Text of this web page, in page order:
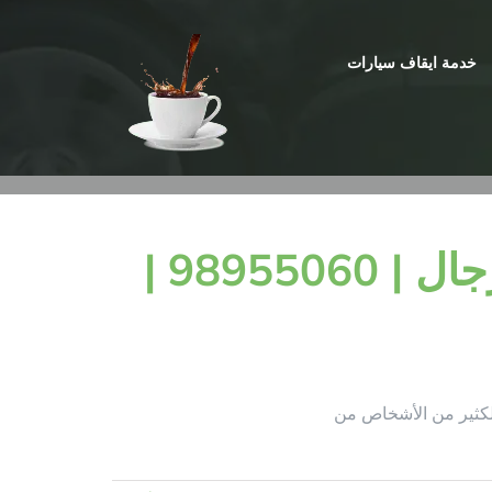
خدمة ايقاف سيارات
قهوجيه| خدمة شاي وقهوة رجال | 98955060 |
من الأشخاص من